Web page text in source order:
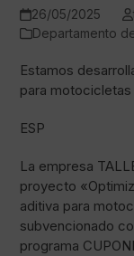
26/05/2025
Departamento
Estamos
para
ESP
La empresa
proyecto
aditiva para
subvencionado
programa